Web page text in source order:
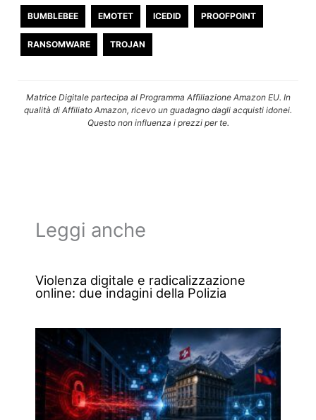
BUMBLEBEE EMOTET ICEDID PROOFPOINT
RANSOMWARE TROJAN
Matrice Digitale partecipa al Programma Affiliazione Amazon EU. In
qualità di Affiliato Amazon, ricevo un guadagno dagli acquisti idonei.
Questo non influenza i prezzi per te.
Leggi anche
Violenza digitale e radicalizzazione
online: due indagini della Polizia